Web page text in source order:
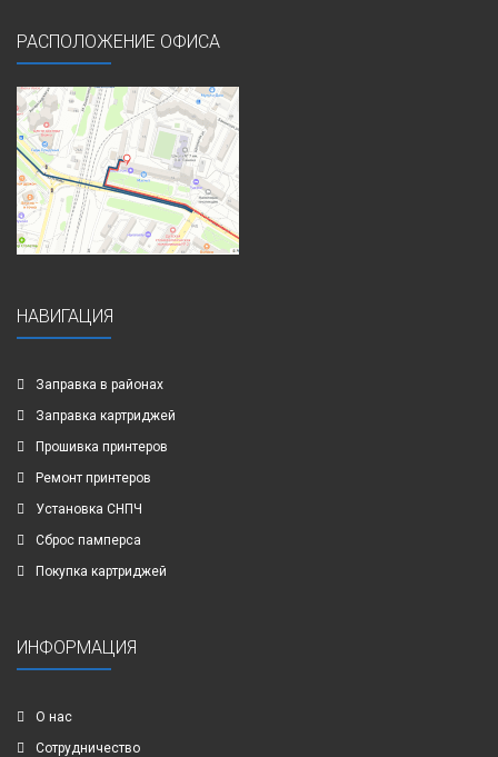
РАСПОЛОЖЕНИЕ ОФИСА
НАВИГАЦИЯ
Заправка в районах
Заправка картриджей
Прошивка принтеров
Ремонт принтеров
Установка СНПЧ
Сброс памперса
Покупка картриджей
ИНФОРМАЦИЯ
О нас
Сотрудничество